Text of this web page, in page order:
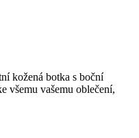
kožená botka s boční
všemu vašemu oblečení,